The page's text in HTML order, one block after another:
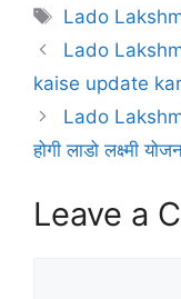
Tags
Lado
Lado
kaise update
Lado
होगी लाडो लक्ष्मी
Leave a